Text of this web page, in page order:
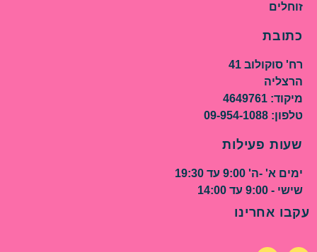
זוחלים
כתובת
רח' סוקולוב 41
הרצליה
מיקוד: 4649761
טלפון: 09-954-1088
שעות פעילות
ימים א' -ה' 9:00 עד 19:30
שישי - 9:00 עד 14:00
עקבו אחרינו